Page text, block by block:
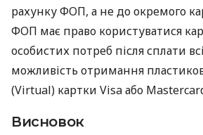
рахунку ФОП, а не до окремого
ФОП має право користуватися
особистих потреб після сплати
можливість отримання
(Virtual) картки Visa або
Висновок